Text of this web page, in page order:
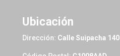
Ubicación
Dirección: Calle Suipacha 140